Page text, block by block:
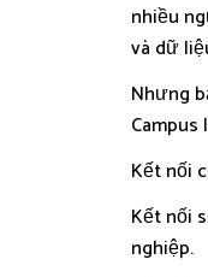
nhiều
và dữ
Nhưng
Kết nối
Kết nối
nghiệp.